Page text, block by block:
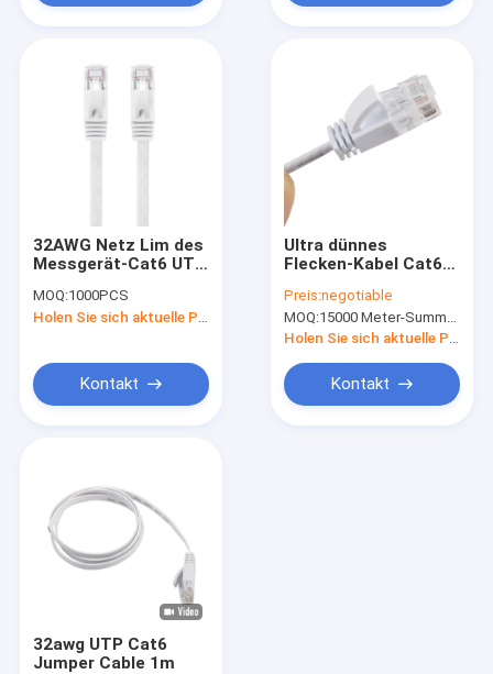
32AWG Netz Lim des
Messgerät-Cat6 UTP
Verbindungskabel-
RJ45 dünner LAN
MOQ:1000PCS
Kontakt
Ultra dünnes
Flecken-Kabel Cat6A
Verbindungskabel-
500MHZ Rj45
Preis:negotiable
MOQ:15000 Meter-Summe, keine Angelegenheits-Verbindungskabellänge
Kontakt
32awg UTP Cat6
Jumper Cable 1m